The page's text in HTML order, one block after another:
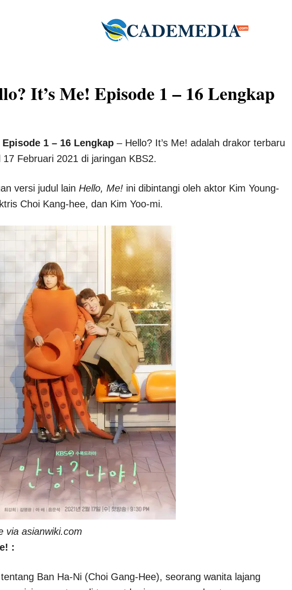
It’s Me! Episode 1 – 16 Lengkap
1 – 16 Lengkap – Hello? It’s Me! adalah drakor terbaru
Februari 2021 di jaringan KBS2.
versi judul lain Hello, Me! ini dibintangi oleh aktor Kim Young-
Choi Kang-hee, dan Kim Yoo-mi.
via asianwiki.com
:
Ban Ha-Ni (Choi Gang-Hee), seorang wanita lajang